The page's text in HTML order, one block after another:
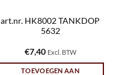
art.nr. HK8002 TANKDOP
5632
€7,40 Excl. BTW
TOEVOEGEN AAN